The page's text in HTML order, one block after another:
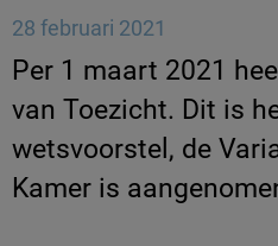
28 februari 2021
Per 1 maart 2021
van Toezicht. Dit is
wetsvoorstel, de
Kamer is